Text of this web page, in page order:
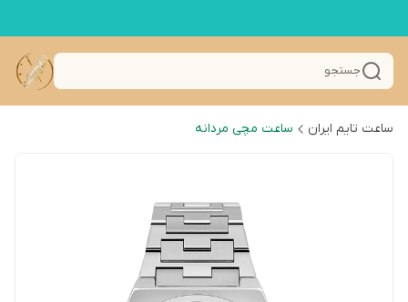
جستجو
ساعت تایم ایران ساعت مچی مردانه